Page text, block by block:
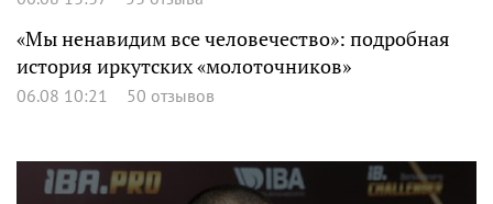
«Мы ненавидим все человечество»: подробная
история иркутских «молоточников»
06.08 10:21 50 отзывов